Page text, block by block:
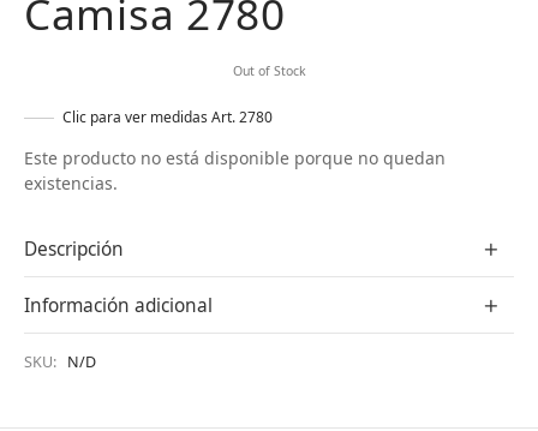
Camisa 2780
Out of Stock
Clic para ver medidas Art. 2780
Este producto no está disponible porque no quedan
existencias.
Descripción
Información adicional
SKU: N/D